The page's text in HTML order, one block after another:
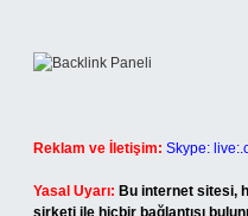
Reklam ve İletişim: Skype:
Yasal Uyarı: Bu internet sitesi,
şirketi ile hiçbir bağlantısı